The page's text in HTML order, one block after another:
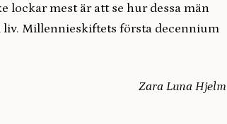
lockar mest är att se hur dessa män
Millennieskiftets första decennium
Zara Luna Hjelm